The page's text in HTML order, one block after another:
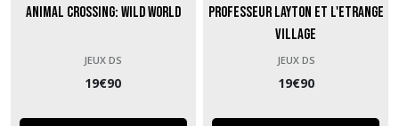
Animal Crossing: Wild World
JEUX DS
19€90
Professeur Layton et l'Etrange
Village
JEUX DS
19€90